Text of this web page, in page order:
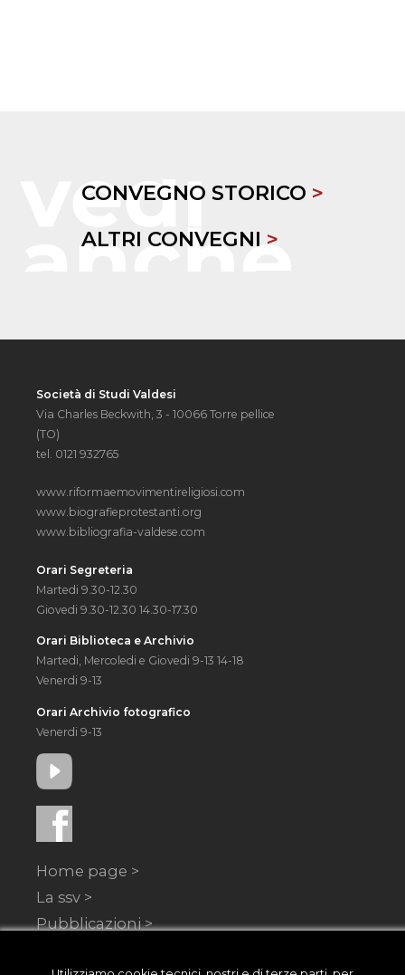
CONVEGNO STORICO >
ALTRI CONVEGNI >
Società di Studi Valdesi
Via Charles Beckwith, 3 - 10066 Torre pellice
(TO)
tel. 0121 932765
www.riformaemovimentireligiosi.com
www.biografieprotestanti.org
www.bibliografia-valdese.com
Orari Segreteria
Martedi 9.30-12.30
Giovedi 9.30-12.30 14.30-17.30
Orari Biblioteca e Archivio
Martedi, Mercoledi e Giovedi 9-13 14-18
Venerdi 9-13
Orari Archivio fotografico
Venerdi 9-13
Home page >
La ssv >
Pubblicazioni >